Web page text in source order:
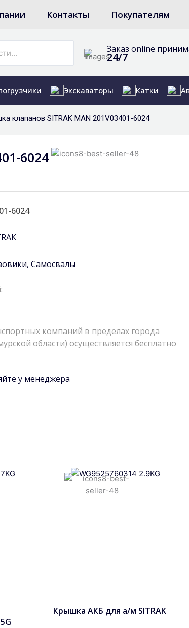
Контакты Покупателям
Заказ online
24/7
Экскаваторы Катки
клапанов SITRAK MAN 201V03401-6024
6024
6024
, Самосвалы
компаний в пределах города
области) осуществляется бесплатно
у менеджера
Крышка АКБ для а/м SITRAK